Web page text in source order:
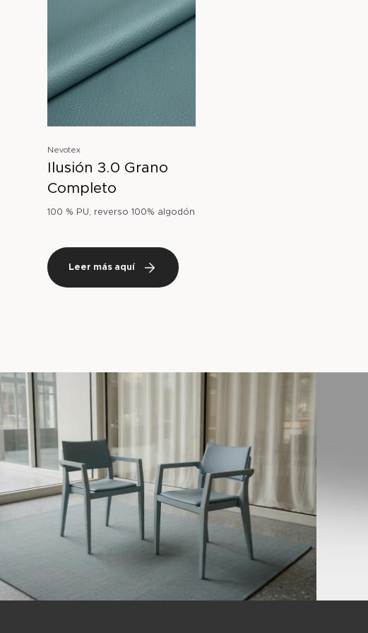
Nevotex
Ilusión 3.0 Grano
Completo
100 % PU, reverso 100% algodón
Leer más aquí